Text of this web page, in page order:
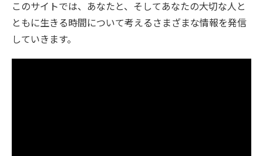
このサイトでは、あなたと、そしてあなたの大切な人と
ともに生きる時間について考えるさまざまな情報を発信
していきます。